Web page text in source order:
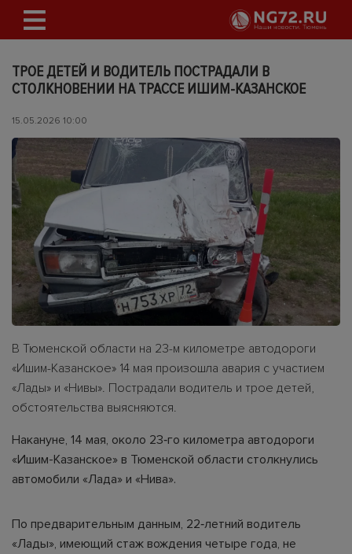
ТРОЕ ДЕТЕЙ И ВОДИТЕЛЬ ПОСТРАДАЛИ В
СТОЛКНОВЕНИИ НА ТРАССЕ ИШИМ-КАЗАНСКОЕ
15.05.2026 10:00
В Тюменской области на 23-м километре автодороги
«Ишим-Казанское» 14 мая произошла авария с участием
«Лады» и «Нивы». Пострадали водитель и трое детей,
обстоятельства выясняются.
Накануне, 14 мая, около 23‑го километра автодороги
«Ишим-Казанское» в Тюменской области столкнулись
автомобили «Лада» и «Нива».
По предварительным данным, 22‑летний водитель
«Лады», имеющий стаж вождения четыре года, не